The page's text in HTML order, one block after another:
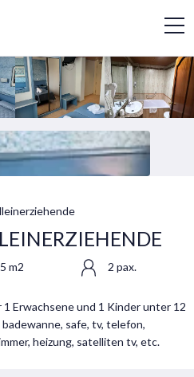
m2 2 pax.
Erwachsene und 1 Kinder unter 12
safe, tv, telefon,
heizung, satelliten tv, etc.